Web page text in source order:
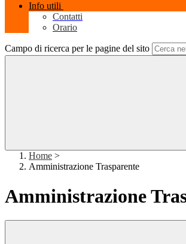
Info utili
Contatti
Orario
Campo di ricerca per le pagine del sito
Home >
Amministrazione Trasparente
Amministrazione